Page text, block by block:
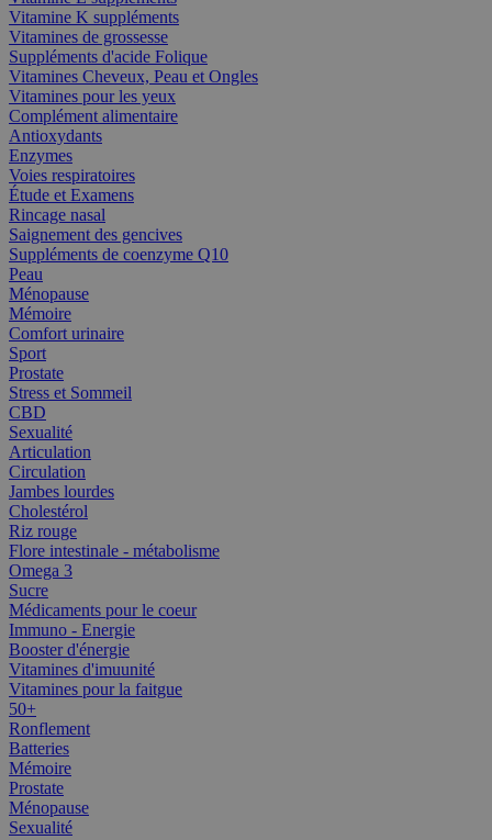
Vitamine K suppléments
Vitamines de grossesse
Suppléments d'acide Folique
Vitamines Cheveux, Peau et Ongles
Vitamines pour les yeux
Complément alimentaire
Antioxydants
Enzymes
Voies respiratoires
Étude et Examens
Rincage nasal
Saignement des gencives
Suppléments de coenzyme Q10
Peau
Ménopause
Mémoire
Comfort urinaire
Sport
Prostate
Stress et Sommeil
CBD
Sexualité
Articulation
Circulation
Jambes lourdes
Cholestérol
Riz rouge
Flore intestinale - métabolisme
Omega 3
Sucre
Médicaments pour le coeur
Immuno - Energie
Booster d'énergie
Vitamines d'imuunité
Vitamines pour la faitgue
50+
Ronflement
Batteries
Mémoire
Prostate
Ménopause
Sexualité